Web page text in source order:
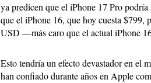
ya predicen que el iPhone 17 Pro
que el iPhone 16, que hoy cuesta $799,
USD —más caro que el actual iPhone
Esto tendría un efecto devastador en el
han confiado durante años en Apple